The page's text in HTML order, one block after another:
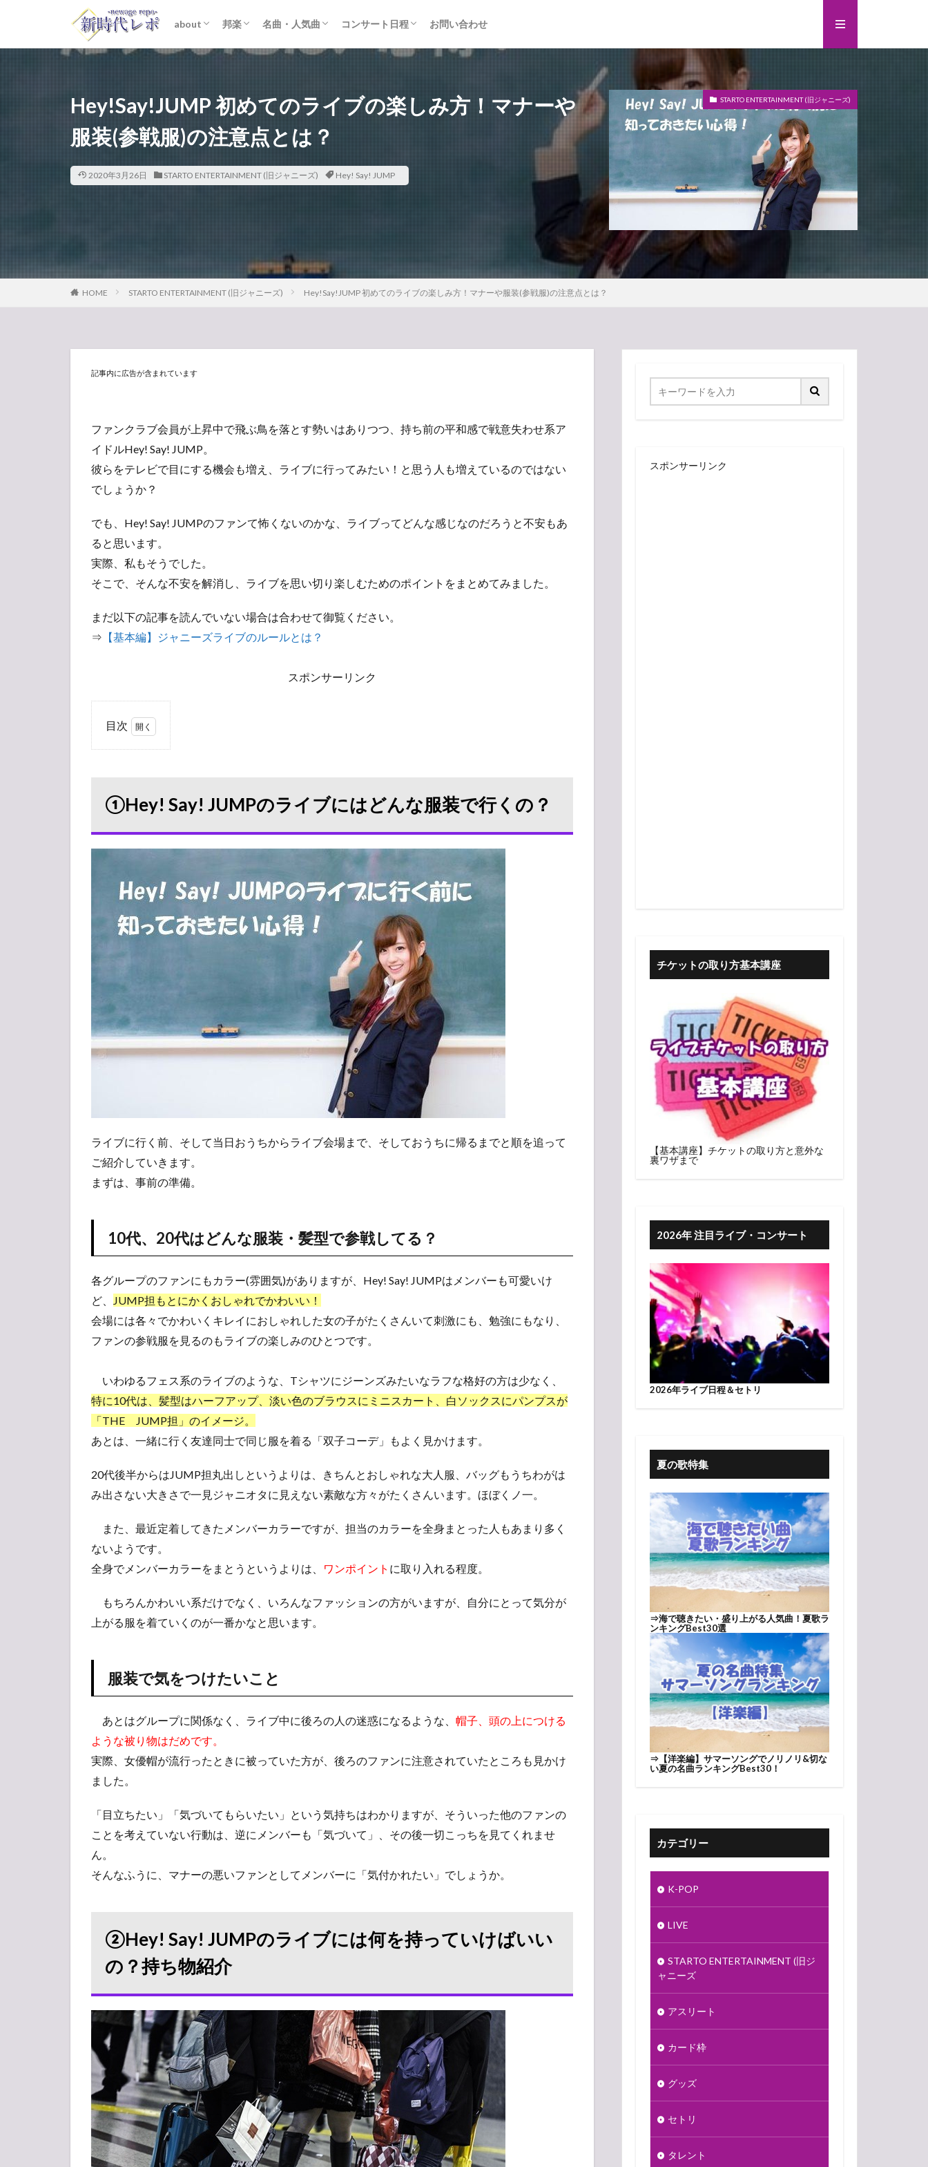
about
ライター紹介
プライバシーポリシー
免責事項
邦楽
STARTO ENTERTAINMENT (旧ジャニーズ)
女性アイドル
K-POP
洋楽
名曲・人気曲
おすすめアルバム
歌詞考察
コンサート日程
セトリ・まとめ
ライブレポ
カード枠
お問い合わせ
Hey!Say!JUMP 初めてのライブの楽しみ方！マナーや
服装(参戦服)の注意点とは？
2020年3月26日 STARTO ENTERTAINMENT (旧ジャニーズ) Hey! Say! JUMP
STARTO ENTERTAINMENT (旧ジャニーズ)
HOME STARTO ENTERTAINMENT (旧ジャニーズ) Hey!Say!JUMP 初めてのライブの楽しみ方！マナーや服装(参戦服)の注意点とは？
記事内に広告が含まれています
ファンクラブ会員が上昇中で飛ぶ鳥を落とす勢いはありつつ、持ち前の平和感で戦意失わせ系ア
イドルHey! Say! JUMP。
彼らをテレビで目にする機会も増え、ライブに行ってみたい！と思う人も増えているのではない
でしょうか？
でも、Hey! Say! JUMPのファンて怖くないのかな、ライブってどんな感じなのだろうと不安もあ
ると思います。
実際、私もそうでした。
そこで、そんな不安を解消し、ライブを思い切り楽しむためのポイントをまとめてみました。
まだ以下の記事を読んでいない場合は合わせて御覧ください。
⇒ 【基本編】ジャニーズライブのルールとは？
スポンサーリンク
目次
のライ
どんな
服装で
1.1
10
代、
はど
髪型
で参
戦し
服装
をつ
けた
と
②Hey!
Say!
JUMP
のライ
ブには
何を持
ってい
いの？
紹介
2.1
・チ
ケッ
トと
証
2.2
眼鏡
2.3
・メ
帳、
筆記
具
ち
わ、
用の
両面
プ、
ダブ
リッ
ンラ
ライ
ト用
の電
スト
ラッ
プ
3
③会
場に
着！
おす
すめ
のグ
①Hey! Say! JUMPのライブにはどんな服装で行くの？
ライブに行く前、そして当日おうちからライブ会場まで、そしておうちに帰るまでと順を追って
ご紹介していきます。
まずは、事前の準備。
10代、20代はどんな服装・髪型で参戦してる？
各グループのファンにもカラー(雰囲気)がありますが、Hey! Say! JUMPはメンバーも可愛いけ
ど、
JUMP担もとにかくおしゃれでかわいい！
会場には各々でかわいくキレイにおしゃれした女の子がたくさんいて刺激にも、勉強にもなり、
ファンの参戦服を見るのもライブの楽しみのひとつです。
いわゆるフェス系のライブのような、Tシャツにジーンズみたいなラフな格好の方は少なく、
特に10代は、髪型はハーフアップ、淡い色のブラウスにミニスカート、白ソックスにパンプスが
「THE JUMP担」のイメージ。
あとは、一緒に行く友達同士で同じ服を着る「双子コーデ」もよく見かけます。
20代後半からはJUMP担丸出しというよりは、きちんとおしゃれな大人服、バッグもうちわがは
み出さない大きさで一見ジャニオタに見えない素敵な方々がたくさんいます。ほぼくノ一。
また、最近定着してきたメンバーカラーですが、担当のカラーを全身まとった人もあまり多く
ないようです。
全身でメンバーカラーをまとうというよりは、
ワンポイント に取り入れる程度。
もちろんかわいい系だけでなく、いろんなファッションの方がいますが、自分にとって気分が
上がる服を着ていくのが一番かなと思います。
服装で気をつけたいこと
あとはグループに関係なく、ライブ中に後ろの人の迷惑になるような、 帽子、頭の上につける
ような被り物はだめです。
実際、女優帽が流行ったときに被っていた方が、後ろのファンに注意されていたところも見かけ
ました。
「目立ちたい」「気づいてもらいたい」という気持ちはわかりますが、そういった他のファンの
ことを考えていない行動は、逆にメンバーも「気づいて」、その後一切こっちを見てくれませ
ん。
そんなふうに、マナーの悪いファンとしてメンバーに「気付かれたい」でしょうか。
②Hey! Say! JUMPのライブには何を持っていけばいい
の？持ち物紹介
スポンサーリンク
チケットの取り方基本講座
【基本講座】チケットの取り方と意外な
裏ワザまで
2026年 注目ライブ・コンサート
2026年ライブ日程＆セトリ
夏の歌特集
⇒海で聴きたい・盛り上がる人気曲！夏歌ラ
ンキングBest30選
⇒ 【洋楽編】サマーソングでノリノリ&切な
い夏の名曲ランキングBest30！
カテゴリー
K-POP
LIVE
STARTO ENTERTAINMENT (旧ジ
ャニーズ
アスリート
カード枠
グッズ
セトリ
タレント